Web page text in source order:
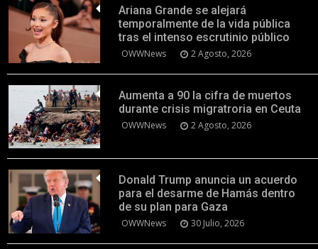
Ariana Grande se alejará
temporalmente de la vida pública
tras el intenso escrutinio público
OWWNews 2 Agosto, 2026
Aumenta a 90 la cifra de muertos
durante crisis migratroria en Ceuta
OWWNews 2 Agosto, 2026
Donald Trump anuncia un acuerdo
para el desarme de Hamás dentro
de su plan para Gaza
OWWNews 30 Julio, 2026